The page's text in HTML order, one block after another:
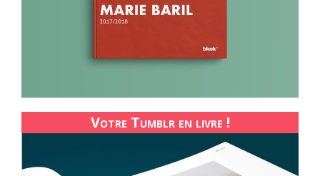
Votre Tumblr en livre !